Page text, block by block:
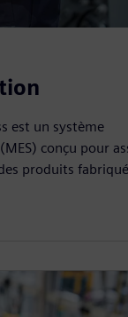
est un système
conçu pour
produits